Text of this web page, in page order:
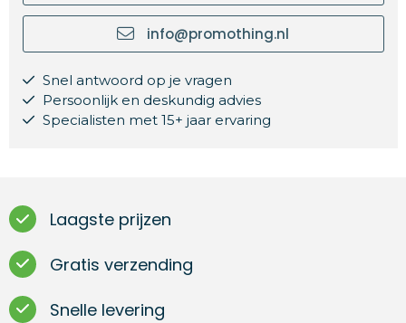
info@promothing.nl
Snel antwoord op je vragen
Persoonlijk en deskundig advies
Specialisten met 15+ jaar ervaring
Laagste prijzen
Gratis verzending
Snelle levering